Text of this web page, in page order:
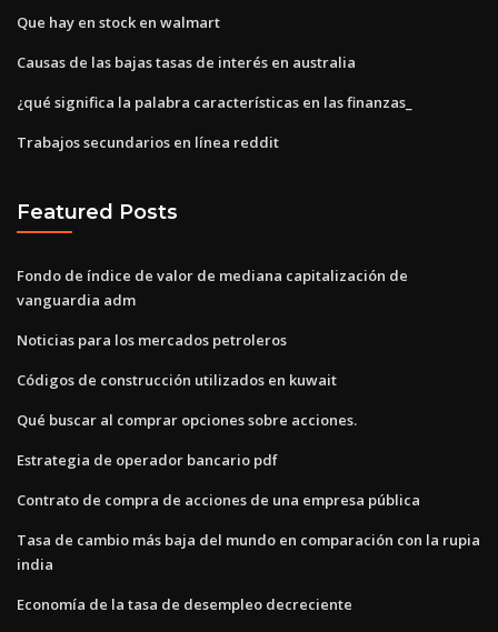
Que hay en stock en walmart
Causas de las bajas tasas de interés en australia
¿qué significa la palabra características en las finanzas_
Trabajos secundarios en línea reddit
Featured Posts
Fondo de índice de valor de mediana capitalización de
vanguardia adm
Noticias para los mercados petroleros
Códigos de construcción utilizados en kuwait
Qué buscar al comprar opciones sobre acciones.
Estrategia de operador bancario pdf
Contrato de compra de acciones de una empresa pública
Tasa de cambio más baja del mundo en comparación con la rupia
india
Economía de la tasa de desempleo decreciente